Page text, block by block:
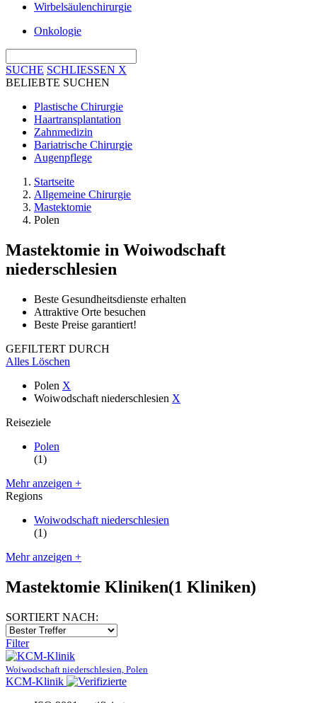
Wirbelsäulenchirurgie
Onkologie
SUCHE SCHLIESSEN X
BELIEBTE SUCHEN
Plastische Chirurgie
Haartransplantation
Zahnmedizin
Bariatrische Chirurgie
Augenpflege
Startseite
Allgemeine Chirurgie
Mastektomie
Polen
Mastektomie in Woiwodschaft
niederschlesien
Beste Gesundheitsdienste erhalten
Attraktive Orte besuchen
Beste Preise garantiert!
GEFILTERT DURCH
Alles Löschen
Polen X
Woiwodschaft niederschlesien X
Reiseziele
Polen
(1)
Mehr anzeigen +
Regions
Woiwodschaft niederschlesien
(1)
Mehr anzeigen +
Mastektomie Kliniken(1 Kliniken)
SORTIERT NACH:
Filter
Woiwodschaft niederschlesien, Polen
KCM-Klinik